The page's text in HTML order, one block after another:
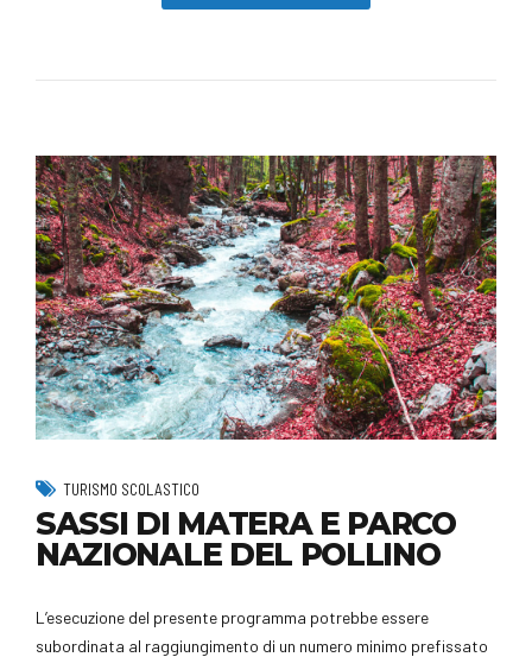
TURISMO SCOLASTICO
SASSI DI MATERA E PARCO
NAZIONALE DEL POLLINO
L’esecuzione del presente programma potrebbe essere
subordinata al raggiungimento di un numero minimo prefissato